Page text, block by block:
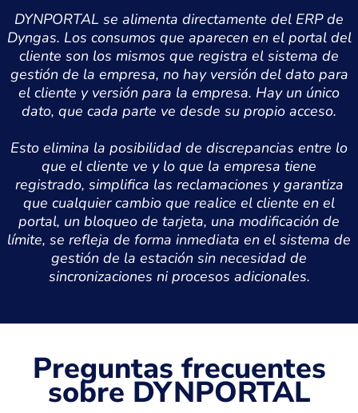
DYNPORTAL se alimenta directamente del ERP de
Dyngas. Los consumos que aparecen en el portal del
cliente son los mismos que registra el sistema de
gestión de la empresa, no hay versión del dato para
el cliente y versión para la empresa. Hay un único
dato, que cada parte ve desde su propio acceso.
Esto elimina la posibilidad de discrepancias entre lo
que el cliente ve y lo que la empresa tiene
registrado, simplifica las reclamaciones y garantiza
que cualquier cambio que realice el cliente en el
portal, un bloqueo de tarjeta, una modificación de
límite, se refleja de forma inmediata en el sistema de
gestión de la estación sin necesidad de
sincronizaciones ni procesos adicionales.
Preguntas frecuentes
sobre DYNPORTAL